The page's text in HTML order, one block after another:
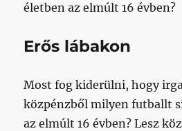
életben az elmúlt 16 évben?
Erős lábakon
Most fog kiderülni, hogy
közpénzből milyen futballt
az elmúlt 16 évben? Lesz